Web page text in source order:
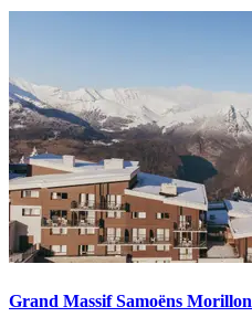
Grand Massif Samoëns Morillon